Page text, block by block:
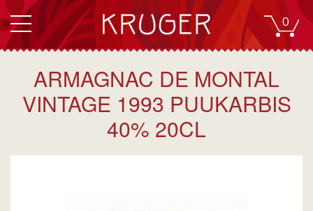
0
ARMAGNAC DE MONTAL
VINTAGE 1993 PUUKARBIS
40% 20CL